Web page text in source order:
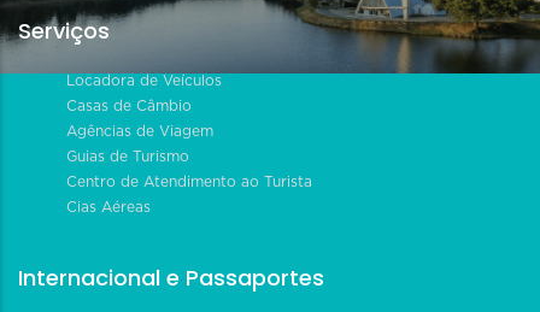
Serviços
Locadora de Veículos
Casas de Câmbio
Agências de Viagem
Guias de Turismo
Centro de Atendimento ao Turista
Cias Aéreas
Internacional e Passaportes